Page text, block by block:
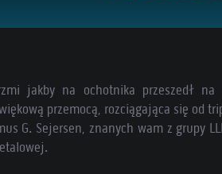
jakby na ochotnika przeszedł
przemocą, rozciągająca się od
G. Sejersen, znanych wam z grupy